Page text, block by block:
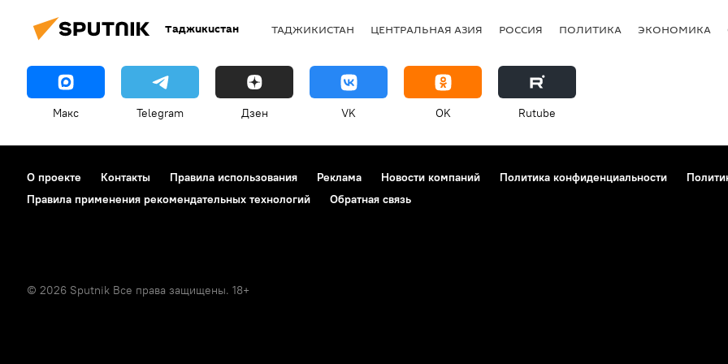
Таджикистан ТАДЖИКИСТАН ЦЕНТРАЛЬНАЯ АЗИЯ РОССИЯ ПОЛИТИКА ЭКОНОМИКА
Макс Telegram Дзен VK OK Rutube
О проекте Контакты Правила использования Реклама Новости компаний Политика конфиденциальности
Правила применения рекомендательных технологий
Обратная связь
© 2026 Sputnik Все права защищены. 18+